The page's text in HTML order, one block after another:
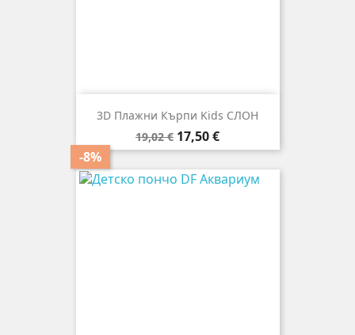
3D Плажни Кърпи Kids СЛОН
Редовна
цена
19,02 €
-8%
Цена
17,50 €